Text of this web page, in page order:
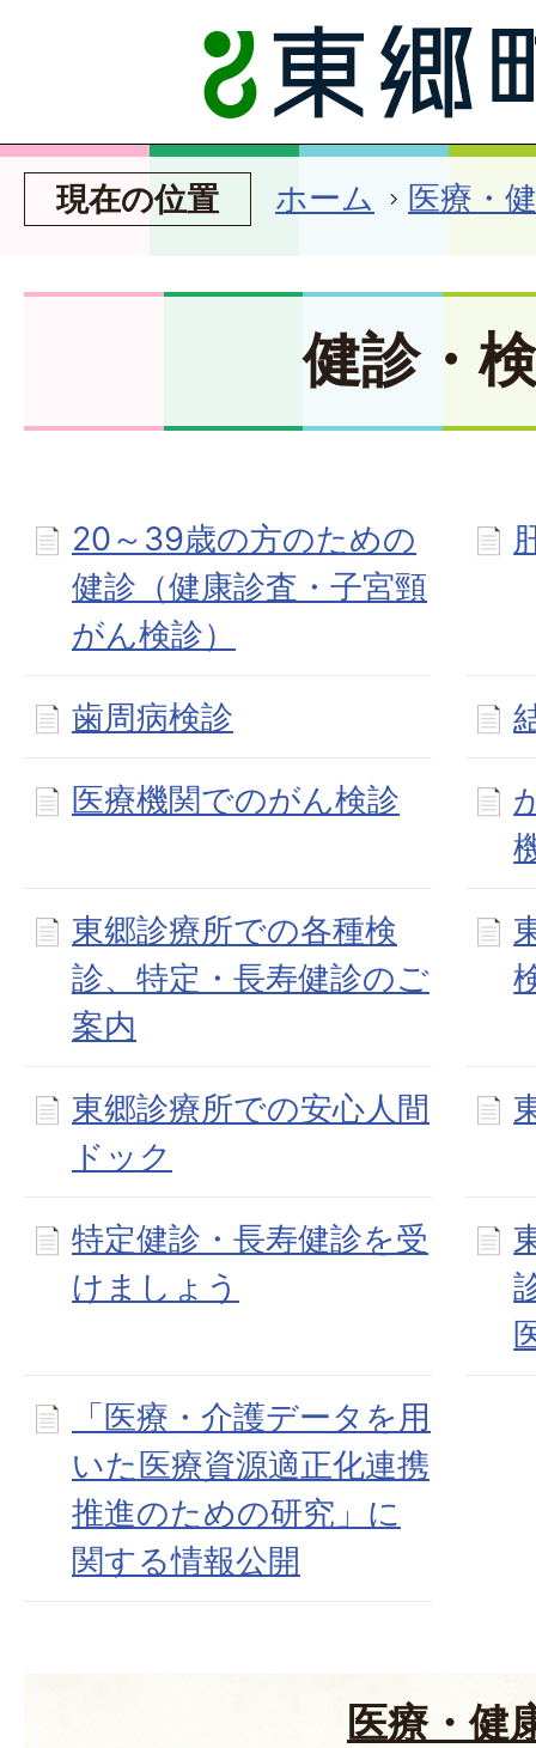
現在の位置 ホーム 医療・
健診・
20～39歳の方のための
健診（健康診査・子宮頸
がん検診）
歯周病検診
医療機関でのがん検診
東郷診療所での各種検
診、特定・長寿健診のご
案内
東郷診療所での安心人間
ドック
特定健診・長寿健診を受
けましょう
「医療・介護データを用
いた医療資源適正化連携
推進のための研究」に
関する情報公開
医療・健